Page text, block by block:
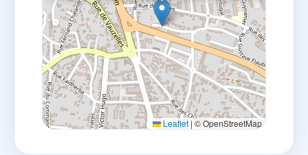
Leaflet |© OpenStreetMap